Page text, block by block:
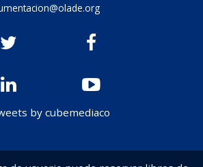
by cubemediaco